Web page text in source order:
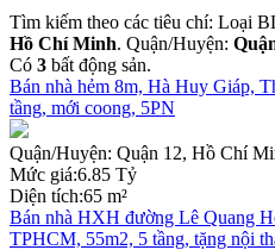
Tìm kiếm theo các tiêu chí: Loại
Hồ Chí Minh. Quận/Huyện:
Có 3 bất động sản.
Bán nhà hẻm 8m, Hà Huy Giáp,
tầng, mới coong, 5PN
Quận/Huyện: Quận 12, Hồ Chí
Mức giá:6.85 Tỷ
Diện tích:65 m²
Bán nhà HXH đường Lê Quang
TPHCM, 55m2, 5 tầng, tặng nội